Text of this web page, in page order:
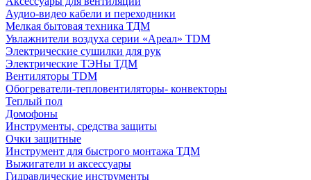
Аудио-видео кабели и переходники
Мелкая бытовая техника ТДМ
Увлажнители воздуха серии «Ареал» TDM
Электрические сушилки для рук
Электрические ТЭНы ТДМ
Вентиляторы TDM
Обогреватели-тепловентиляторы- конвекторы
Теплый пол
Домофоны
Инструменты, средства защиты
Очки защитные
Инструмент для быстрого монтажа ТДМ
Выжигатели и аксессуары
Гидравлические инструменты